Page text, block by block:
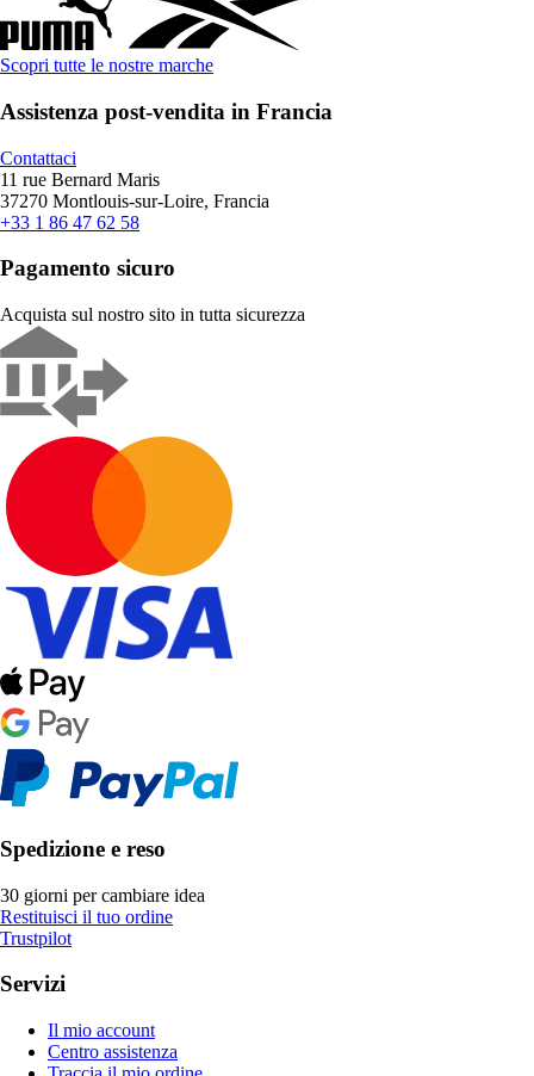
Scopri tutte le nostre marche
Assistenza post-vendita in Francia
Contattaci
11 rue Bernard Maris
37270 Montlouis-sur-Loire, Francia
+33 1 86 47 62 58
Pagamento sicuro
Acquista sul nostro sito in tutta sicurezza
Spedizione e reso
30 giorni per cambiare idea
Restituisci il tuo ordine
Trustpilot
Servizi
Il mio account
Centro assistenza